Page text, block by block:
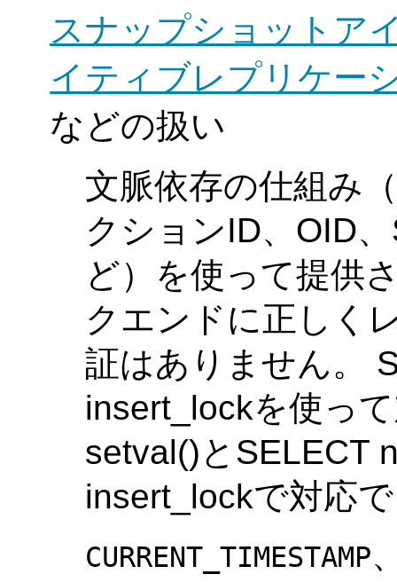
スナップショットア
イティブレプリケー
などの扱い
文脈依存の仕組み
クションID、OID
ど）を使って提供
クエンドに正しく
証はありません。
insert_lockを使っ
setval()とSELECT
insert_lockで対応
CURRENT_TIMESTAMP